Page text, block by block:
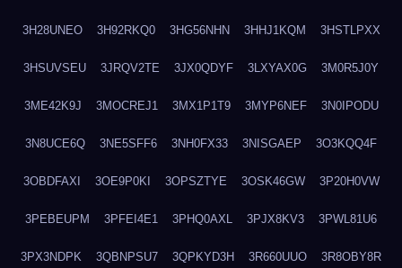
3H28UNEO 3H92RKQ0 3HG56NHN 3HHJ1KQM 3HSTLPXX
3HSUVSEU 3JRQV2TE 3JX0QDYF 3LXYAX0G 3M0R5J0Y
3ME42K9J 3MOCREJ1 3MX1P1T9 3MYP6NEF 3N0IPODU
3N8UCE6Q 3NE5SFF6 3NH0FX33 3NISGAEP 3O3KQQ4F
3OBDFAXI 3OE9P0KI 3OPSZTYE 3OSK46GW 3P20H0VW
3PEBEUPM 3PFEI4E1 3PHQ0AXL 3PJX8KV3 3PWL81U6
3PX3NDPK 3QBNPSU7 3QPKYD3H 3R660UUO 3R8OBY8R